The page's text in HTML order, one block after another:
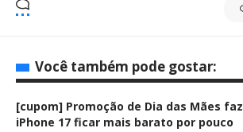
Você também pode gostar:
[cupom] Promoção de Dia das Mães faz
iPhone 17 ficar mais barato por pouco